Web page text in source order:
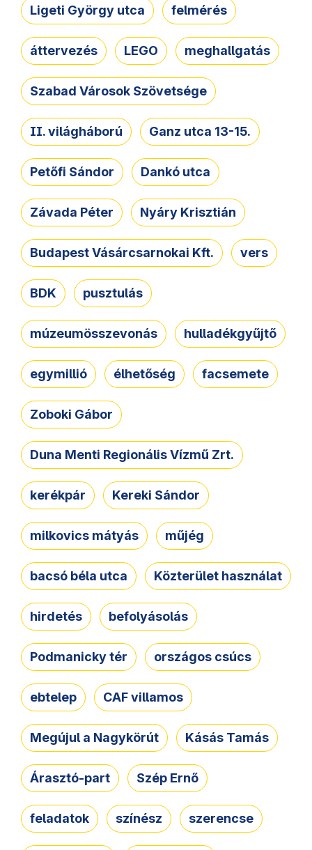
Ligeti György utca felmérés
áttervezés LEGO meghallgatás
Szabad Városok Szövetsége
II. világháború Ganz utca 13-15.
Petőfi Sándor Dankó utca
Závada Péter Nyáry Krisztián
Budapest Vásárcsarnokai Kft. vers
BDK pusztulás
múzeumösszevonás hulladékgyűjtő
egymillió élhetőség facsemete
Zoboki Gábor
Duna Menti Regionális Vízmű Zrt.
kerékpár Kereki Sándor
milkovics mátyás műjég
bacsó béla utca Közterület használat
hirdetés befolyásolás
Podmanicky tér országos csúcs
ebtelep CAF villamos
Megújul a Nagykörút Kásás Tamás
Árasztó-part Szép Ernő
feladatok színész szerencse